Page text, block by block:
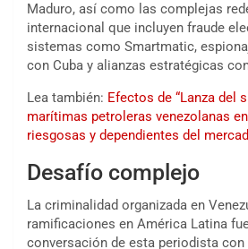
Maduro, así como las complejas
internacional que incluyen fraude
sistemas como Smartmatic,
con Cuba y alianzas estratégicas
Lea también: Efectos de “Lanza del
marítimas petroleras venezolanas
riesgosas y dependientes del
Desafío complejo
La criminalidad organizada en
ramificaciones en América Latina
conversación de esta periodista